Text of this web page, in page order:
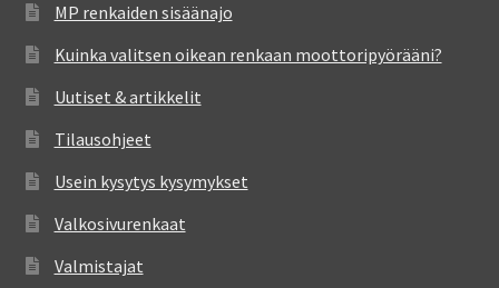
MP renkaiden sisäänajo
Kuinka valitsen oikean renkaan moottoripyörääni?
Uutiset & artikkelit
Tilausohjeet
Usein kysytys kysymykset
Valkosivurenkaat
Valmistajat